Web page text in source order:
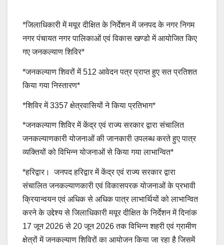
*जिलाधिकारी में मयूर दीक्षित के निर्देशन में जनपद के नगर निगम
नगर पंचायत नगर पालिकाओं एवं विकास खण्डो में आयोजित किए
गए जनकल्याण शिविर*
*जनकल्याण शिवरों में 512 आवेदन पत्र प्राप्त हुए सत प्रतिशत
किया गया निस्तारण*
*शिविर में 3357 क्षेत्रवासियों ने किया प्रतिभाग*
*जनकल्याण शिविर में केंद्र एवं राज्य सरकार द्वारा संचालित
जनकल्याणकारी योजनाओं की जानकारी उपलब्ध करते हुए पात्र
व्यक्तियों को विभिन्न योजनाओं से किया गया लाभान्वित*
*हरिद्वार। जनपद हरिद्वार में केंद्र एवं राज्य सरकार द्वारा
संचालित जनकल्याणकारी एवं विकासपरक योजनाओं के प्रभावी
क्रियान्वयन एवं अधिक से अधिक पात्र लाभार्थियों को लाभान्वित
करने के उद्देश्य से जिलाधिकारी मयूर दीक्षित के निर्देशन में दिनांक
17 जून 2026 से 20 जून 2026 तक विभिन्न शहरी एवं ग्रामीण
क्षेत्रों में जनकल्याण शिविरों का आयोजन किया जा रहा है जिसमें